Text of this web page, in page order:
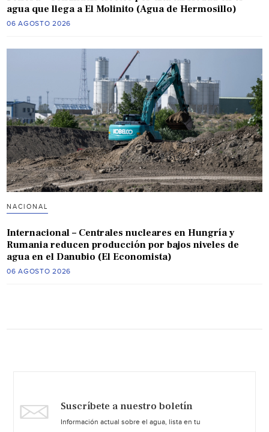
agua que llega a El Molinito (Agua de Hermosillo)
06 AGOSTO 2026
NACIONAL
Internacional – Centrales nucleares en Hungría y
Rumania reducen producción por bajos niveles de
agua en el Danubio (El Economista)
06 AGOSTO 2026
Suscríbete a nuestro boletín
Información actual sobre el agua, lista en tu